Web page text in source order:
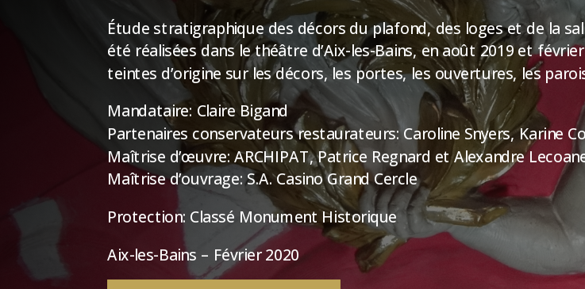
Étude stratigraphique des décors du plafond, des loges et de la
été réalisées dans le théâtre d’Aix-les-Bains, en août 2019 et
teintes d’origine sur les décors, les portes, les ouvertures, les
Mandataire: Claire Bigand
Partenaires conservateurs restaurateurs: Caroline Snyers, Karine
Maîtrise d’œuvre: ARCHIPAT, Patrice Regnard et Alexandre
Maîtrise d’ouvrage: S.A. Casino Grand Cercle
Protection: Classé Monument Historique
Aix-les-Bains – Février 2020